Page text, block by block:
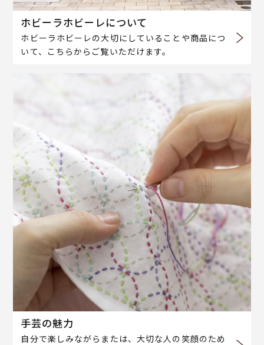
ホビーラホビーレについて
ホビーラホビーレの大切にしていることや商品につ
いて、こちらからご覧いただけます。
手芸の魅力
自分で楽しみながらまたは、大切な人の笑顔のため